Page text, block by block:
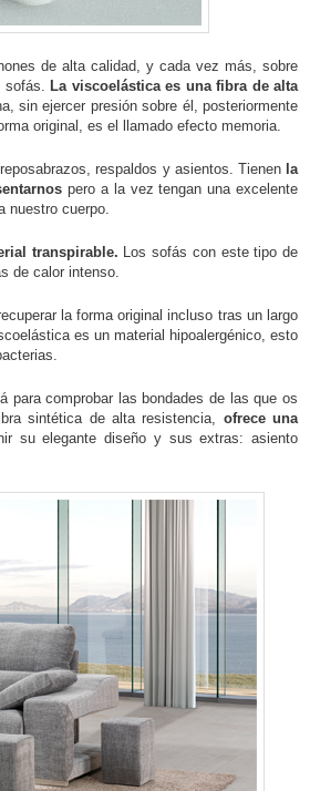
de alta calidad, y cada vez más, sobre
La viscoelástica es una fibra de alta
sin ejercer presión sobre él, posteriormente
original, es el llamado efecto memoria.
respaldos y asientos. Tienen la
pero a la vez tengan una excelente
nuestro cuerpo.
transpirable. Los sofás con este tipo de
de calor intenso.
la forma original incluso tras un largo
es un material hipoalergénico, esto
comprobar las bondades de las que os
sintética de alta resistencia, ofrece una
su elegante diseño y sus extras: asiento